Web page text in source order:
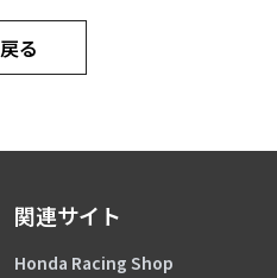
戻る
関連サイト
Honda Racing Shop